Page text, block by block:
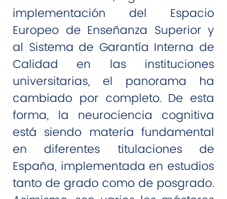
implementación del Espacio
Europeo de Enseñanza Superior y
al Sistema de Garantía Interna de
Calidad en las instituciones
universitarias, el panorama ha
cambiado por completo. De esta
forma, la neurociencia cognitiva
está siendo materia fundamental
en diferentes titulaciones de
España, implementada en estudios
tanto de grado como de posgrado.